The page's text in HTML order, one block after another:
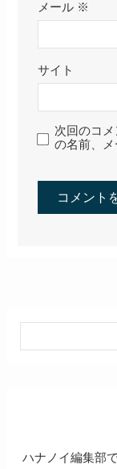
メール ※
サイト
次回のコ
の名前、メ
ハナノイ編集部